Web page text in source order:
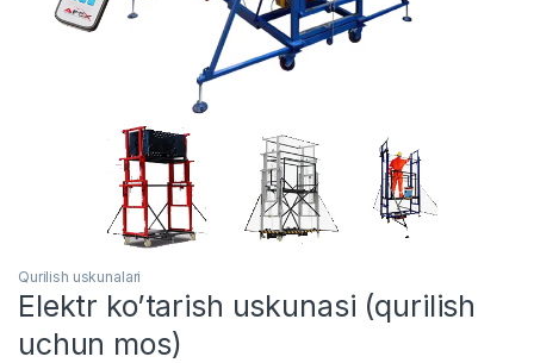
Qurilish uskunalari
Elektr ko’tarish uskunasi (qurilish
uchun mos)